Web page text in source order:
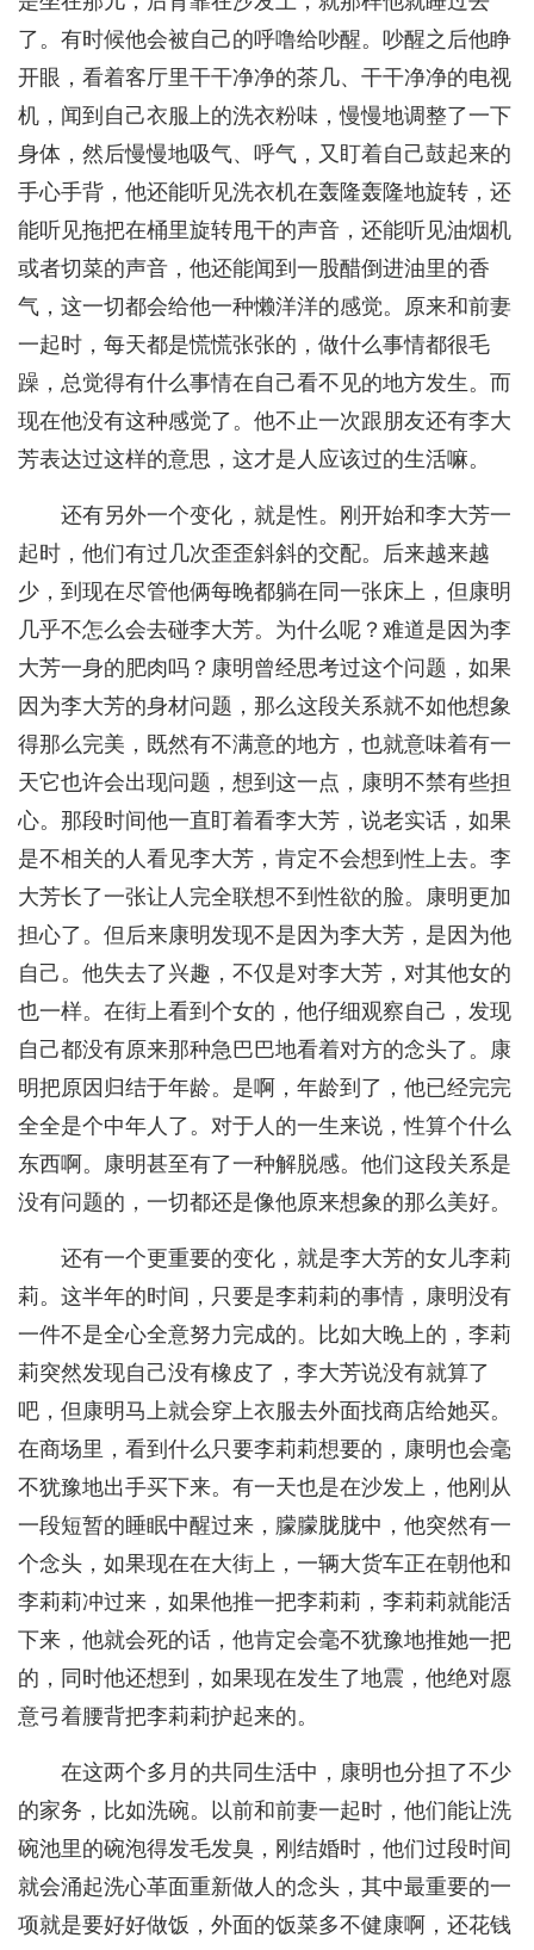
了。有时候他会被自己的呼噜给吵醒。吵醒之后他睁
开眼，看着客厅里干干净净的茶几、干干净净的电视
机，闻到自己衣服上的洗衣粉味，慢慢地调整了一下
身体，然后慢慢地吸气、呼气，又盯着自己鼓起来的
手心手背，他还能听见洗衣机在轰隆轰隆地旋转，还
能听见拖把在桶里旋转甩干的声音，还能听见油烟机
或者切菜的声音，他还能闻到一股醋倒进油里的香
气，这一切都会给他一种懒洋洋的感觉。原来和前妻
一起时，每天都是慌慌张张的，做什么事情都很毛
躁，总觉得有什么事情在自己看不见的地方发生。而
现在他没有这种感觉了。他不止一次跟朋友还有李大
芳表达过这样的意思，这才是人应该过的生活嘛。
还有另外一个变化，就是性。刚开始和李大芳一
起时，他们有过几次歪歪斜斜的交配。后来越来越
少，到现在尽管他俩每晚都躺在同一张床上，但康明
几乎不怎么会去碰李大芳。为什么呢？难道是因为李
大芳一身的肥肉吗？康明曾经思考过这个问题，如果
因为李大芳的身材问题，那么这段关系就不如他想象
得那么完美，既然有不满意的地方，也就意味着有一
天它也许会出现问题，想到这一点，康明不禁有些担
心。那段时间他一直盯着看李大芳，说老实话，如果
是不相关的人看见李大芳，肯定不会想到性上去。李
大芳长了一张让人完全联想不到性欲的脸。康明更加
担心了。但后来康明发现不是因为李大芳，是因为他
自己。他失去了兴趣，不仅是对李大芳，对其他女的
也一样。在街上看到个女的，他仔细观察自己，发现
自己都没有原来那种急巴巴地看着对方的念头了。康
明把原因归结于年龄。是啊，年龄到了，他已经完完
全全是个中年人了。对于人的一生来说，性算个什么
东西啊。康明甚至有了一种解脱感。他们这段关系是
没有问题的，一切都还是像他原来想象的那么美好。
还有一个更重要的变化，就是李大芳的女儿李莉
莉。这半年的时间，只要是李莉莉的事情，康明没有
一件不是全心全意努力完成的。比如大晚上的，李莉
莉突然发现自己没有橡皮了，李大芳说没有就算了
吧，但康明马上就会穿上衣服去外面找商店给她买。
在商场里，看到什么只要李莉莉想要的，康明也会毫
不犹豫地出手买下来。有一天也是在沙发上，他刚从
一段短暂的睡眠中醒过来，朦朦胧胧中，他突然有一
个念头，如果现在在大街上，一辆大货车正在朝他和
李莉莉冲过来，如果他推一把李莉莉，李莉莉就能活
下来，他就会死的话，他肯定会毫不犹豫地推她一把
的，同时他还想到，如果现在发生了地震，他绝对愿
意弓着腰背把李莉莉护起来的。
在这两个多月的共同生活中，康明也分担了不少
的家务，比如洗碗。以前和前妻一起时，他们能让洗
碗池里的碗泡得发毛发臭，刚结婚时，他们过段时间
就会涌起洗心革面重新做人的念头，其中最重要的一
项就是要好好做饭，外面的饭菜多不健康啊，还花钱